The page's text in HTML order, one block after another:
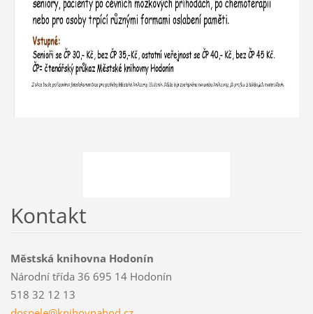
Kontakt
Městská knihovna Hodonín
Národní třída 36 695 14 Hodonín
518 32 12 13